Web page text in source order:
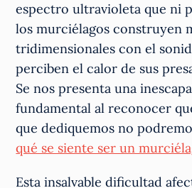
espectro ultravioleta que ni
los murciélagos construyen
tridimensionales con el
perciben el calor de sus
Se nos presenta una
fundamental al reconocer
que dediquemos no
qué se siente ser un
Esta insalvable dificultad